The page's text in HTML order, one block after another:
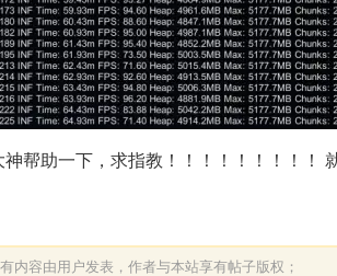
帮助一下，求指教！！！！！！！！！
内容由用户发表，作者与本站享有帖子版权；